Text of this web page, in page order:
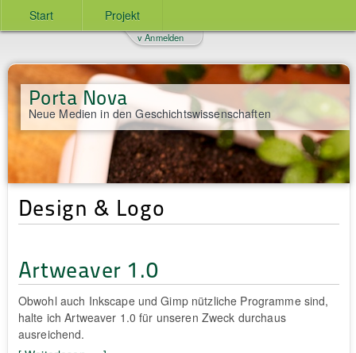
Start Projekt
Porta Nova
Neue Medien in den Geschichtswissenschaften
v Anmelden
Design & Logo
Artweaver 1.0
Obwohl auch Inkscape und Gimp nützliche Programme sind,
halte ich Artweaver 1.0 für unseren Zweck durchaus
ausreichend.